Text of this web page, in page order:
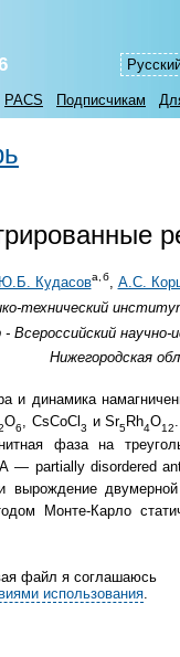
PACS Подписчикам
Ю.Б. Кудасова, б, А.С.
технический
Всероссийский
Нижегородская
и динамика
O6, CsCoCl 3 и Sr5Rh4O12
фаза на
— partially disordered
вырождение
Монте-Карло
файл я соглашаюсь
использования.